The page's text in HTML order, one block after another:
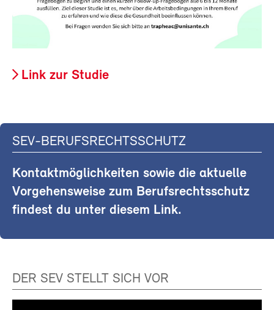
Link zur Studie
SEV-BERUFSRECHTSSCHUTZ
Kontaktmöglichkeiten sowie die aktuelle
Vorgehensweise zum Berufsrechtsschutz
findest du unter diesem Link.
DER SEV STELLT SICH VOR